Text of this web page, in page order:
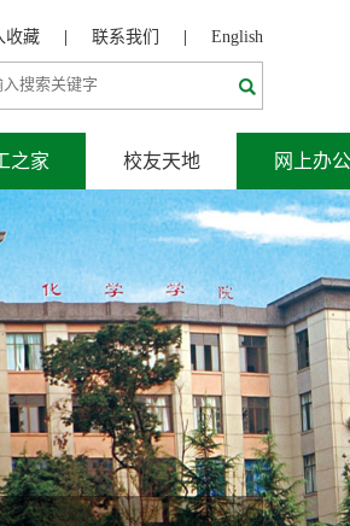
English
联系我们
收藏
之家 校友天地 网上办公